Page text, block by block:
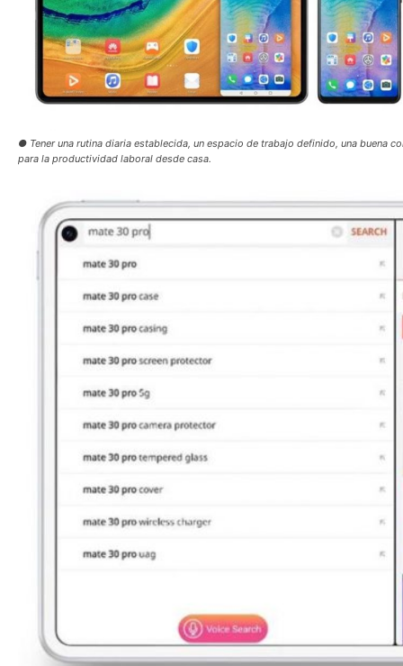
● Tener una rutina diaria establecida, un espacio de trabajo definido, una buena
para la productividad laboral desde casa.